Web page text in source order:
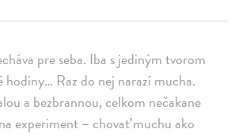
pre seba. Iba s jediným tvorom
hodiny… Raz do nej narazí mucha.
a bezbrannou, celkom nečakane
experiment – chovať muchu ako